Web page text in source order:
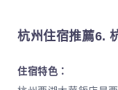
杭州住宿推薦6.
住宿特色：